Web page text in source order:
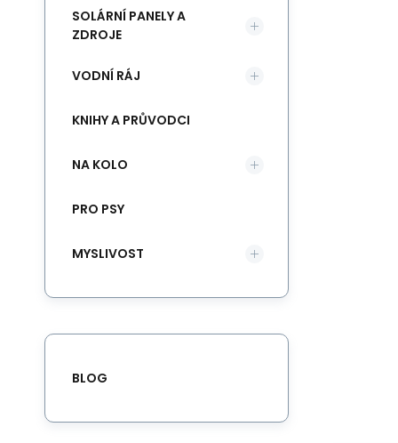
SOLÁRNÍ PANELY A
ZDROJE
VODNÍ RÁJ
KNIHY A PRŮVODCI
NA KOLO
PRO PSY
MYSLIVOST
BLOG